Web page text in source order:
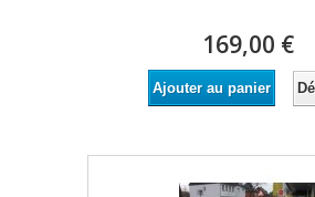
169,00 €
Ajouter au panier